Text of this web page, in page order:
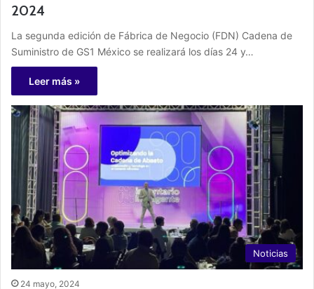
2024
La segunda edición de Fábrica de Negocio (FDN) Cadena de
Suministro de GS1 México se realizará los días 24 y…
Leer más »
Noticias
24 mayo, 2024